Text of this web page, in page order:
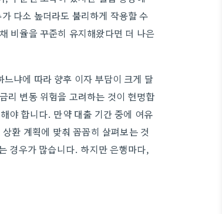
다소 높더라도 불리하게 작용할 수
비율을 꾸준히 유지해왔다면 더 나은
냐에 따라 향후 이자 부담이 크게 달
리 변동 위험을 고려하는 것이 현명합
야 합니다. 만약 대출 기간 중에 여유
환 계획에 맞춰 꼼꼼히 살펴보는 것
경우가 많습니다. 하지만 은행마다,